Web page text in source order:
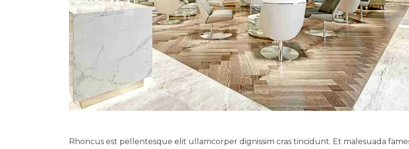
Rhoncus est pellentesque elit ullamcorper dignissim cras tincidunt. Et malesuada